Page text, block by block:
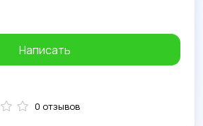
Написать
0 отзывов